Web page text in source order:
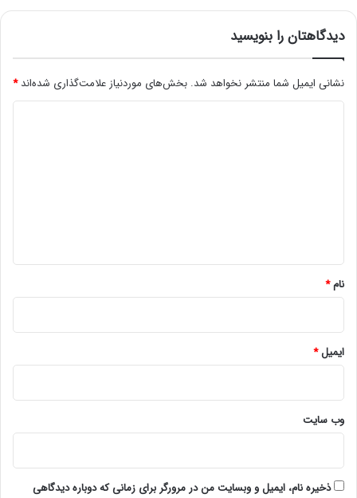
دیدگاهتان را بنویسید
نشانی ایمیل شما منتشر نخواهد شد. بخش‌های موردنیاز علامت‌گذاری شده‌اند*
نام*
ایمیل*
وب‌ سایت
ذخیره نام، ایمیل و وبسایت من در مرورگر برای زمانی که دوباره دیدگاهی